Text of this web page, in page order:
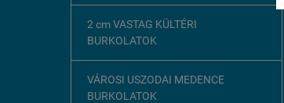
2 cm VASTAG KÜLTÉRI
BURKOLATOK
VÁROSI USZODAI MEDENCE
BURKOLATOK